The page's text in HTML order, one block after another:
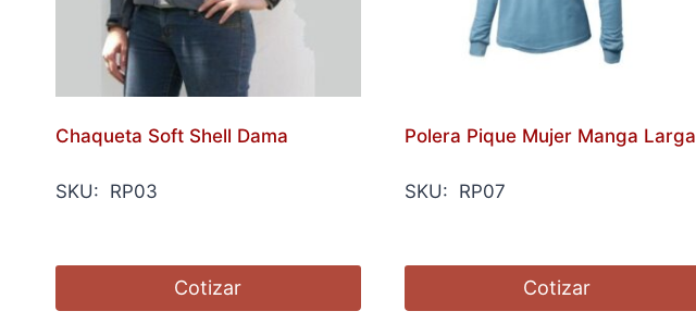
Chaqueta Soft Shell Dama
SKU: RP03
Cotizar
Polera Pique Mujer Manga Larga
SKU: RP07
Cotizar